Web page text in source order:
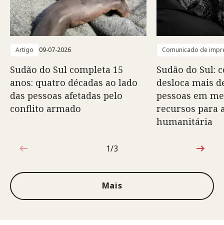
Artigo 09-07-2026
Sudão do Sul completa 15
anos: quatro décadas ao lado
das pessoas afetadas pelo
conflito armado
Comunicado de
Sudão do Sul:
desloca mais
pessoas em
recursos para
humanitária
1 de 3
1/3
Mais